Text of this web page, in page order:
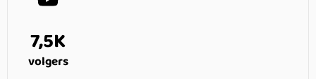
7,5K
volgers